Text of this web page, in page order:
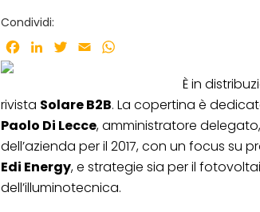
Condividi:
Facebook
LinkedInTwitter
Email
È in
rivista Solare B2B. La copertina è
Paolo Di Lecce, amministratore
dell’azienda per il 2017, con un focus su
Edi Energy, e strategie sia per il
dell’illuminotecnica.